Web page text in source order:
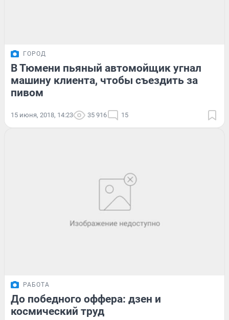
ГОРОД
В Тюмени пьяный автомойщик угнал
машину клиента, чтобы съездить за
пивом
15 июня, 2018, 14:23 35 916 15
РАБОТА
До победного оффера: дзен и
космический труд